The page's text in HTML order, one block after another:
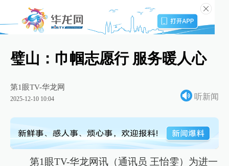
璧山：巾帼志愿行 服务暖人心
第1眼TV-华龙网
2025-12-10 10:04 听新闻
第1眼TV-华龙网讯（通讯员 王怡雯）为进一